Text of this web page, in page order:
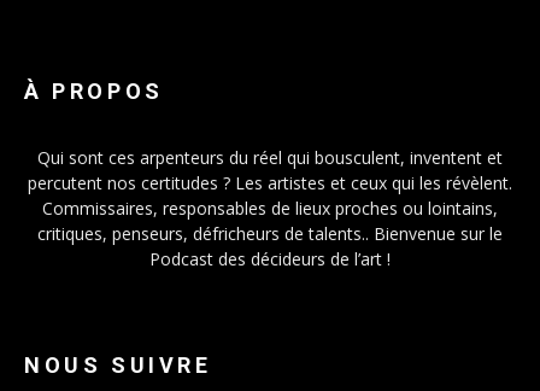
À PROPOS
Qui sont ces arpenteurs du réel qui bousculent, inventent et
percutent nos certitudes ? Les artistes et ceux qui les révèlent.
Commissaires, responsables de lieux proches ou lointains,
critiques, penseurs, défricheurs de talents.. Bienvenue sur le
Podcast des décideurs de l’art !
NOUS SUIVRE